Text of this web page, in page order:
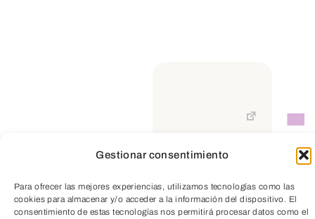
Gestionar consentimiento
Para ofrecer las mejores experiencias, utilizamos tecnologías como las
cookies para almacenar y/o acceder a la información del dispositivo. El
consentimiento de estas tecnologías nos permitirá procesar datos como el
TeleEntradas